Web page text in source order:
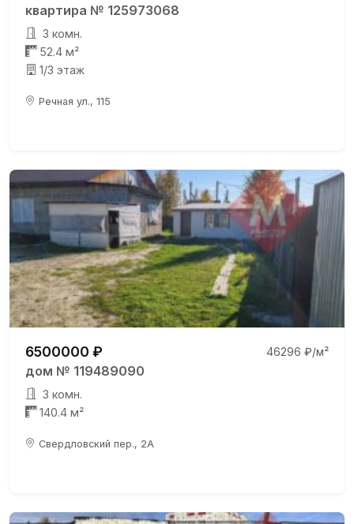
квартира № 125973068
3 комн.
52.4 м²
1/3 этаж
Речная ул., 115
6500000 ₽ 46296 ₽/м²
дом № 119489090
3 комн.
140.4 м²
Свердловский пер., 2А